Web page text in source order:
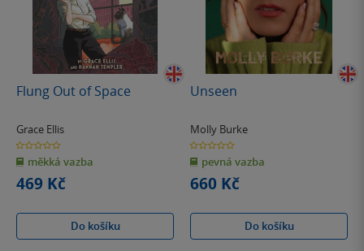
Flung Out of Space
Grace Ellis
0.0
z
5
hvězdiček
měkká vazba
469 Kč
Do košíku
Unseen
Molly Burke
0.0
z
5
hvězdiček
pevná vazba
660 Kč
Do košíku